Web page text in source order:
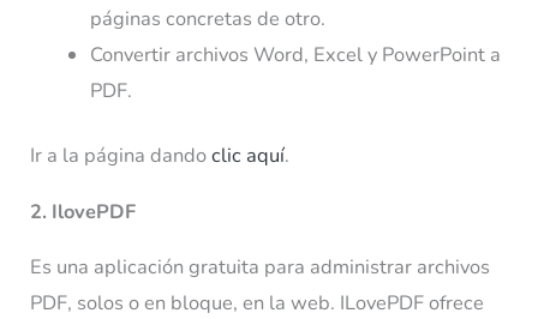
páginas concretas de otro.
Convertir archivos Word, Excel y PowerPoint a
PDF.
Ir a la página dandoclic aquí.
2. IlovePDF
Es una aplicación gratuita para administrar archivos
PDF, solos o en bloque, en la web. ILovePDF ofrece